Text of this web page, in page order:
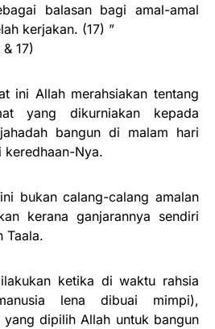
balasan bagi amal-amal
kerjakan. (17) ”
17)
ini Allah merahsiakan tentang
yang dikurniakan kepada
bangun di malam hari
keredhaan-Nya.
bukan calang-calang amalan
kerana ganjarannya sendiri
Taala.
ketika di waktu rahsia
lena dibuai mimpi),
yang dipilih Allah untuk bangun